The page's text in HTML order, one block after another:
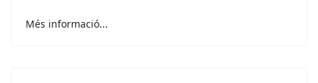
Més informació...